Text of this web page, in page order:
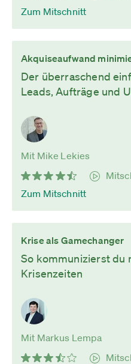
Zum Mitschnitt
Akquiseaufwand
Der überraschend
Leads, Aufträge und
Mit Mike Lekies
Zum Mitschnitt
Krise als Gamechanger
So kommunizierst du
Krisenzeiten
Mit Markus Lempa